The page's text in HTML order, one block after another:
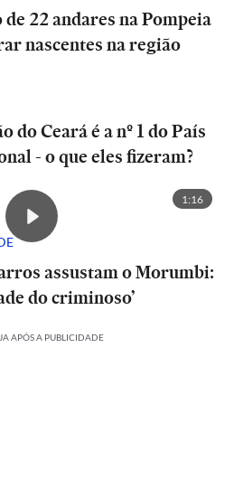
22 andares na Pompeia
nascentes na região
do Ceará é a nº 1 do País
- o que eles fizeram?
1:16
assustam o Morumbi:
do criminoso’
APÓS A PUBLICIDADE